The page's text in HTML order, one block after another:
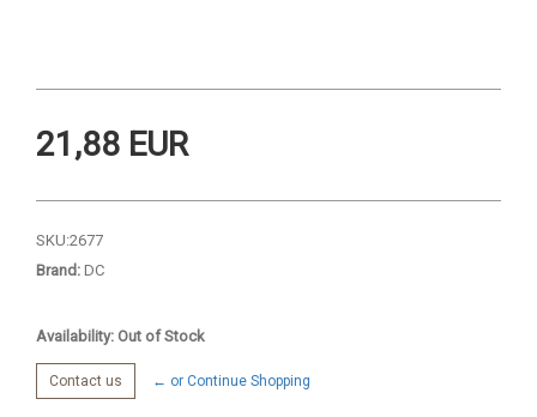
21,88 EUR
SKU:2677
Brand: DC
Availability: Out of Stock
Contact us ← or Continue Shopping